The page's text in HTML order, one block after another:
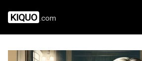
KIQUO .com